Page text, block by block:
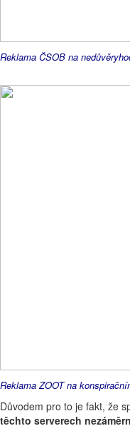
Reklama ČSOB na
Reklama ZOOT na
Důvodem pro to je fakt, že
těchto serverech